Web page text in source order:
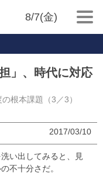
8/7(金)
」、時代に対応
根本課題（3／3）
2017/03/10
い出してみると、見
不十分さだ。